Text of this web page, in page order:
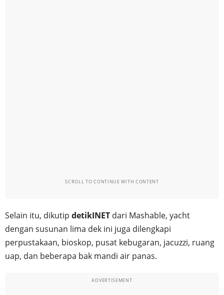
SCROLL TO CONTINUE WITH CONTENT
Selain itu, dikutip detikINET dari Mashable, yacht
dengan susunan lima dek ini juga dilengkapi
perpustakaan, bioskop, pusat kebugaran, jacuzzi, ruang
uap, dan beberapa bak mandi air panas.
ADVERTISEMENT